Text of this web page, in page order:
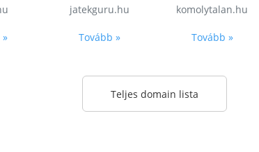
»
jatekguru.hu
Tovább »
komolytalan.hu
Tovább »
Teljes domain lista